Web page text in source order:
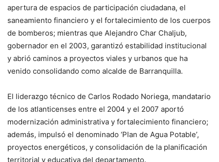
apertura de espacios de participación ciudadana, el
saneamiento financiero y el fortalecimiento de los cuerpos
de bomberos; mientras que Alejandro Char Chaljub,
gobernador en el 2003, garantizó estabilidad institucional
y abrió caminos a proyectos viales y urbanos que ha
venido consolidando como alcalde de Barranquilla.
El liderazgo técnico de Carlos Rodado Noriega, mandatario
de los atlanticenses entre el 2004 y el 2007 aportó
modernización administrativa y fortalecimiento financiero;
además, impulsó el denominado ‘Plan de Agua Potable’,
proyectos energéticos, y consolidación de la planificación
territorial y educativa del departamento.